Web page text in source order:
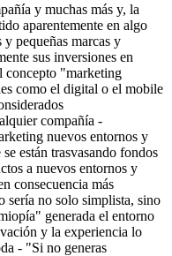
y muchas más y, la
aparentemente en algo
pequeñas marcas y
sus inversiones en
concepto "marketing
como el digital o el mobile
compañía -
nuevos entornos y
están trasvasando fondos
a nuevos entornos y
consecuencia más
sería no solo simplista, sino
generada el entorno
y la experiencia lo
- "Si no generas